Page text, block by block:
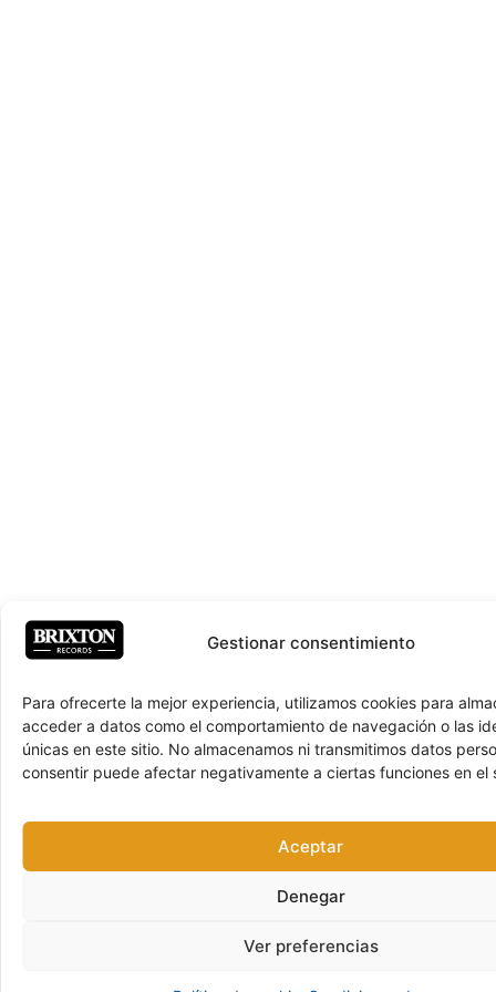
Gestionar consentimiento
Para ofrecerte la mejor experiencia, utilizamos cookies para
acceder a datos como el comportamiento de navegación o las
únicas en este sitio. No almacenamos ni transmitimos datos
consentir puede afectar negativamente a ciertas funciones en el
Aceptar
Denegar
Ver preferencias